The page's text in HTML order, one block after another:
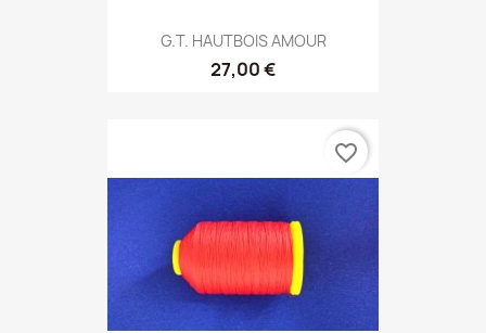
G.T. HAUTBOIS AMOUR
27,00 €
favorite_border